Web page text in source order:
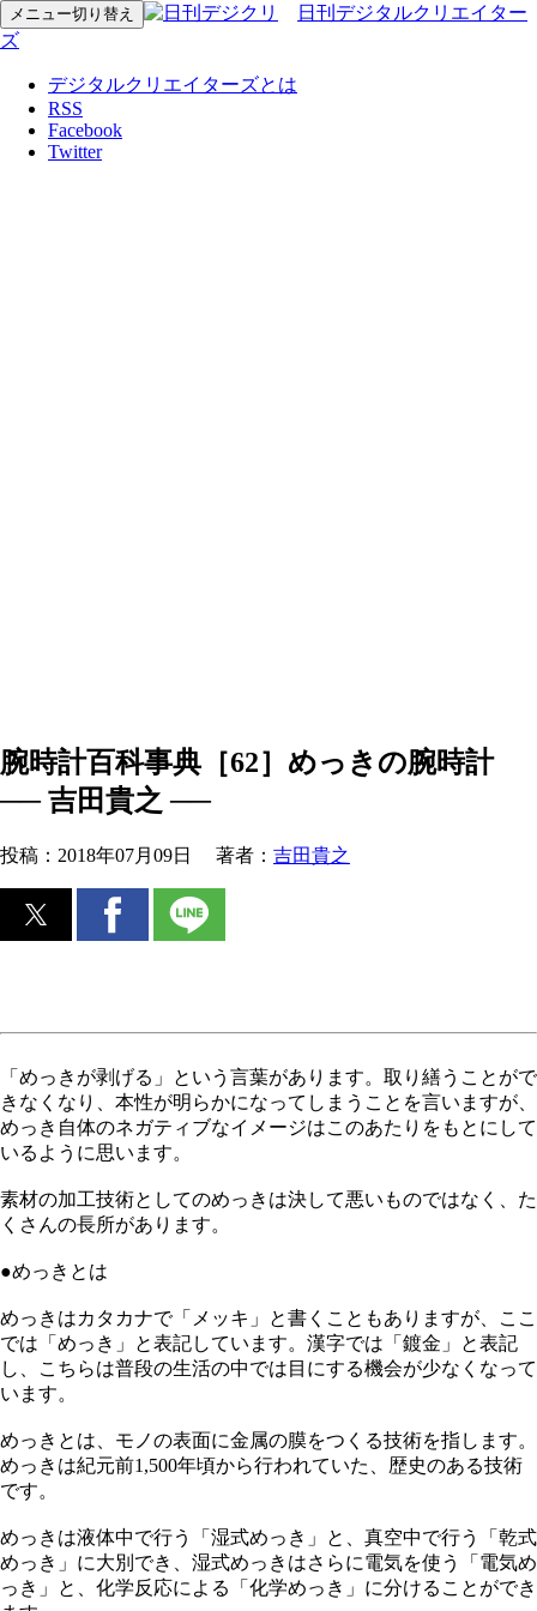
メニュー切り替え
日刊デジタルクリエイター
ズ
デジタルクリエイターズとは
RSS
Facebook
Twitter
腕時計百科事典［62］めっきの腕時計
── 吉田貴之 ──
投稿： 2018年07月09日 著者： 吉田貴之
「めっきが剥げる」という言葉があります。取り繕うことがで
きなくなり、本性が明らかになってしまうことを言いますが、
めっき自体のネガティブなイメージはこのあたりをもとにして
いるように思います。
素材の加工技術としてのめっきは決して悪いものではなく、た
くさんの長所があります。
●めっきとは
めっきはカタカナで「メッキ」と書くこともありますが、ここ
では「めっき」と表記しています。漢字では「鍍金」と表記
し、こちらは普段の生活の中では目にする機会が少なくなって
います。
めっきとは、モノの表面に金属の膜をつくる技術を指します。
めっきは紀元前1,500年頃から行われていた、歴史のある技術
です。
めっきは液体中で行う「湿式めっき」と、真空中で行う「乾式
めっき」に大別でき、湿式めっきはさらに電気を使う「電気め
っき」と、化学反応による「化学めっき」に分けることができ